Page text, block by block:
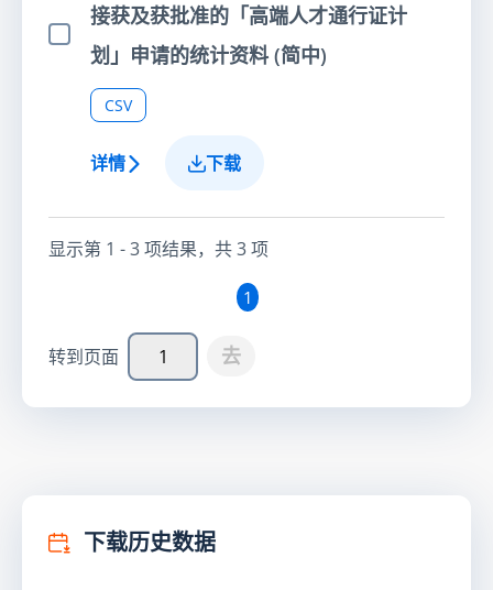
选择项目
接获及获批准的「高端人才通行证计
划」申请的统计资料 (简中)
CSV
详情 下载
显示第 1 - 3项结果，共3项
1
转到页面 去
下载历史数据